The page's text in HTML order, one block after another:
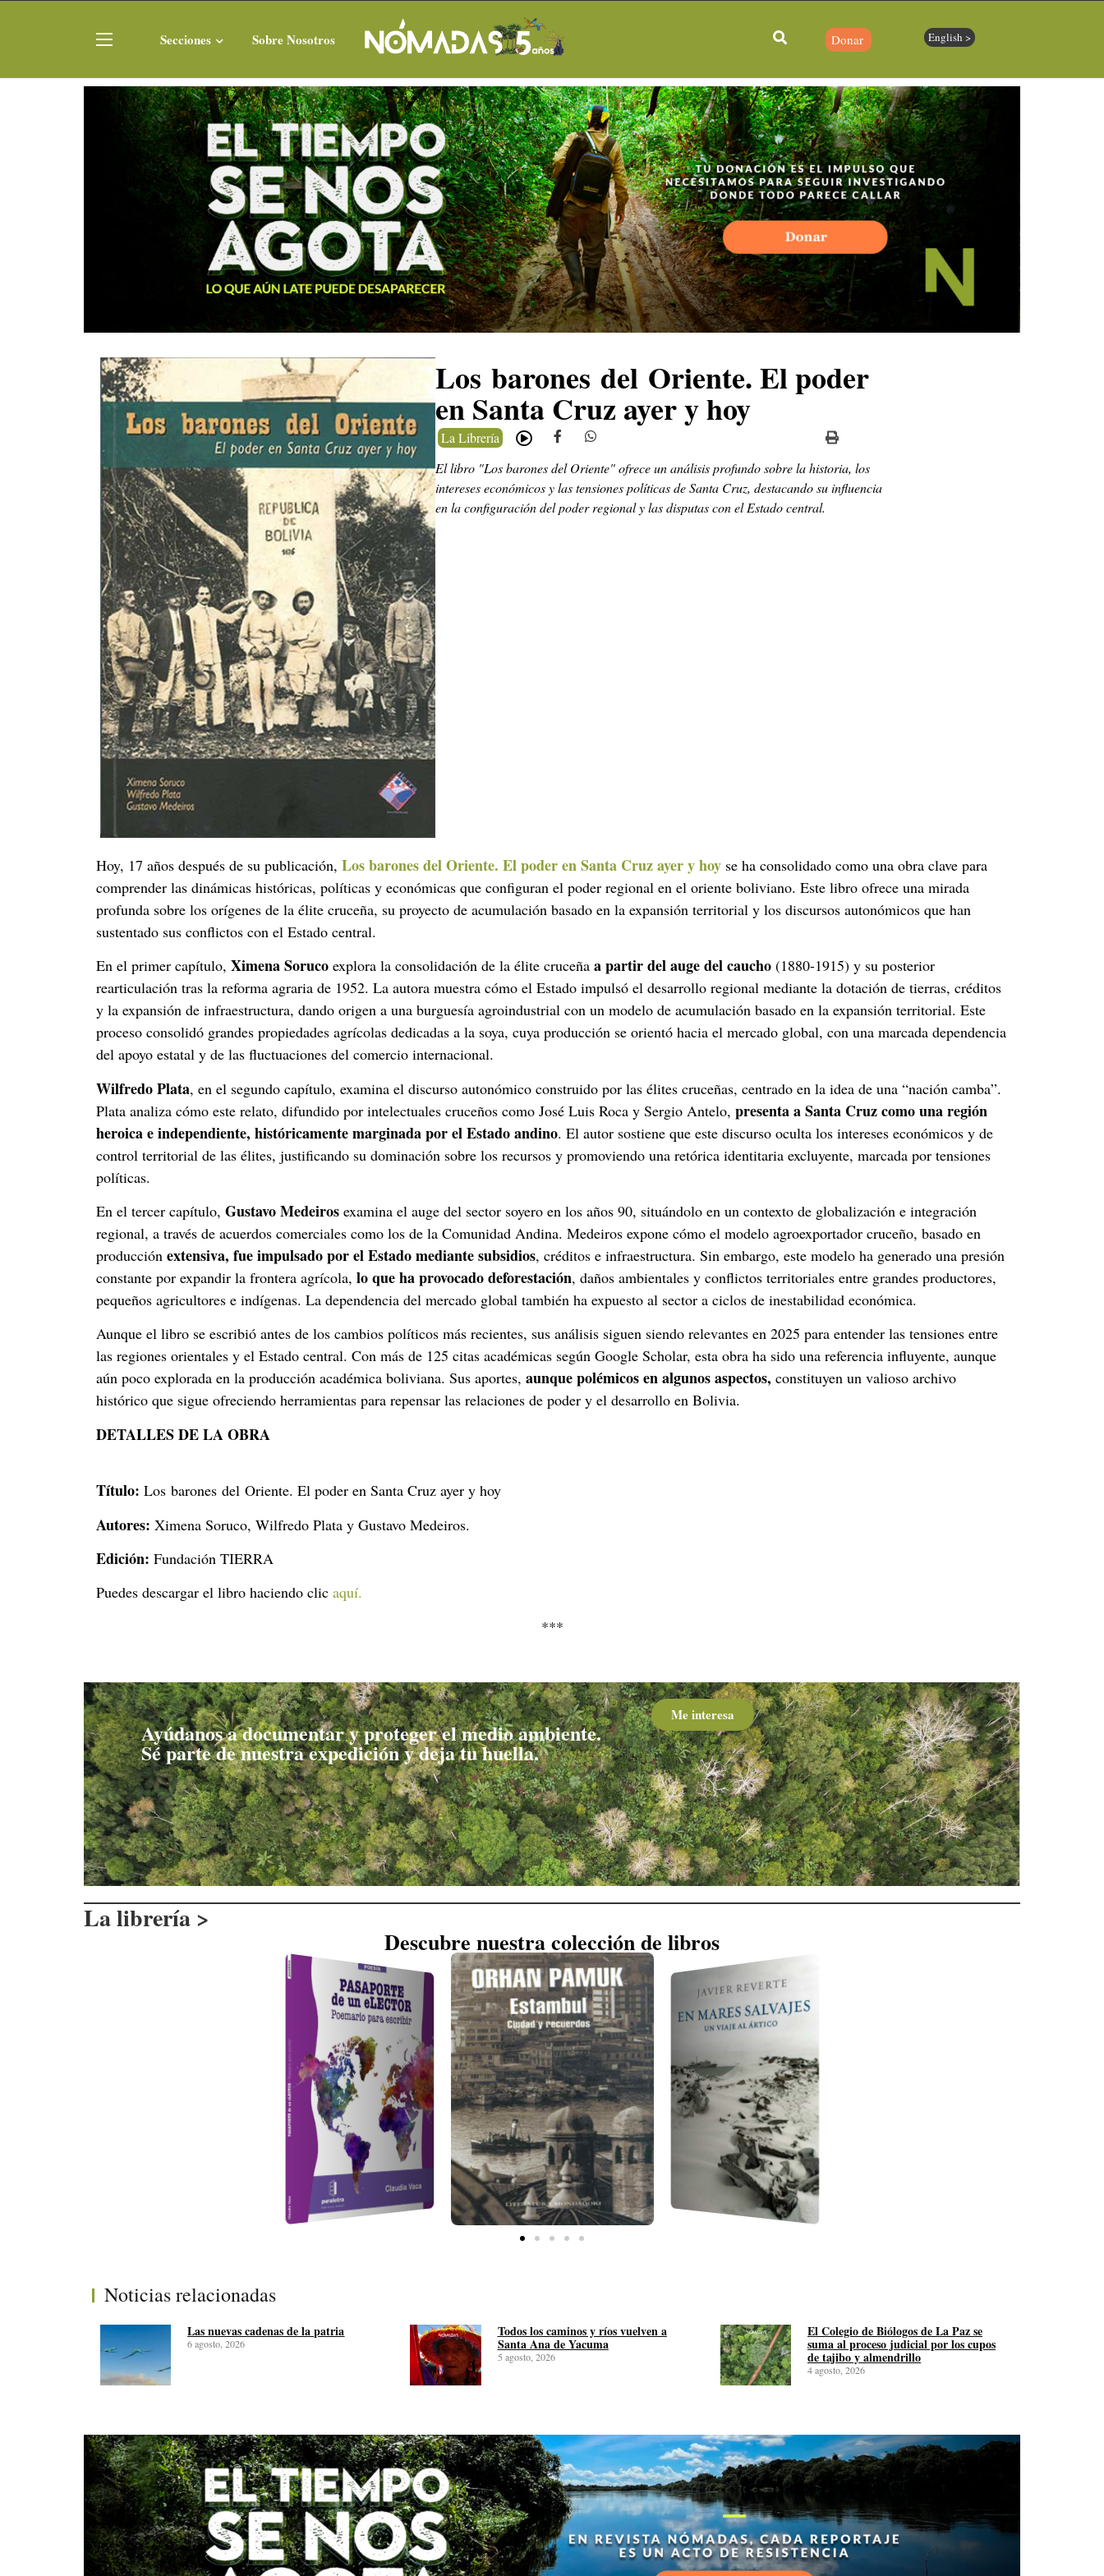
Secciones Sobre Nosotros Donar English >
Los barones del Oriente. El poder
en Santa Cruz ayer y hoy
La Librería
El libro "Los barones del Oriente" ofrece un análisis profundo sobre la historia, los
intereses económicos y las tensiones políticas de Santa Cruz, destacando su influencia
en la configuración del poder regional y las disputas con el Estado central.
Hoy, 17 años después de su publicación, Los barones del Oriente. El poder en Santa Cruz ayer y hoy se ha consolidado como una obra clave para
comprender las dinámicas históricas, políticas y económicas que configuran el poder regional en el oriente boliviano. Este libro ofrece una mirada
profunda sobre los orígenes de la élite cruceña, su proyecto de acumulación basado en la expansión territorial y los discursos autonómicos que han
sustentado sus conflictos con el Estado central.
En el primer capítulo, Ximena Soruco explora la consolidación de la élite cruceña a partir del auge del caucho (1880-1915) y su posterior
rearticulación tras la reforma agraria de 1952. La autora muestra cómo el Estado impulsó el desarrollo regional mediante la dotación de tierras, créditos
y la expansión de infraestructura, dando origen a una burguesía agroindustrial con un modelo de acumulación basado en la expansión territorial. Este
proceso consolidó grandes propiedades agrícolas dedicadas a la soya, cuya producción se orientó hacia el mercado global, con una marcada dependencia
del apoyo estatal y de las fluctuaciones del comercio internacional.
Wilfredo Plata, en el segundo capítulo, examina el discurso autonómico construido por las élites cruceñas, centrado en la idea de una “nación camba”.
Plata analiza cómo este relato, difundido por intelectuales cruceños como José Luis Roca y Sergio Antelo, presenta a Santa Cruz como una región
heroica e independiente, históricamente marginada por el Estado andino. El autor sostiene que este discurso oculta los intereses económicos y de
control territorial de las élites, justificando su dominación sobre los recursos y promoviendo una retórica identitaria excluyente, marcada por tensiones
políticas.
En el tercer capítulo, Gustavo Medeiros examina el auge del sector soyero en los años 90, situándolo en un contexto de globalización e integración
regional, a través de acuerdos comerciales como los de la Comunidad Andina. Medeiros expone cómo el modelo agroexportador cruceño, basado en
producción extensiva, fue impulsado por el Estado mediante subsidios, créditos e infraestructura. Sin embargo, este modelo ha generado una presión
constante por expandir la frontera agrícola, lo que ha provocado deforestación, daños ambientales y conflictos territoriales entre grandes productores,
pequeños agricultores e indígenas. La dependencia del mercado global también ha expuesto al sector a ciclos de inestabilidad económica.
Aunque el libro se escribió antes de los cambios políticos más recientes, sus análisis siguen siendo relevantes en 2025 para entender las tensiones entre
las regiones orientales y el Estado central. Con más de 125 citas académicas según Google Scholar, esta obra ha sido una referencia influyente, aunque
aún poco explorada en la producción académica boliviana. Sus aportes, aunque polémicos en algunos aspectos, constituyen un valioso archivo
histórico que sigue ofreciendo herramientas para repensar las relaciones de poder y el desarrollo en Bolivia.
DETALLES DE LA OBRA
Título: Los barones del Oriente. El poder en Santa Cruz ayer y hoy
Autores: Ximena Soruco, Wilfredo Plata y Gustavo Medeiros.
Edición: Fundación TIERRA
Puedes descargar el libro haciendo clic aquí.
***
Ayúdanos a documentar y proteger el medio ambiente.
Sé parte de nuestra expedición y deja tu huella.
Me interesa
La librería >
Descubre nuestra colección de libros
Noticias relacionadas
Las nuevas cadenas de la patria
6 agosto, 2026
Todos los caminos y ríos vuelven a
Santa Ana de Yacuma
5 agosto, 2026
El Colegio de Biólogos de La Paz se
suma al proceso judicial por los cupos
de tajibo y almendrillo
4 agosto, 2026